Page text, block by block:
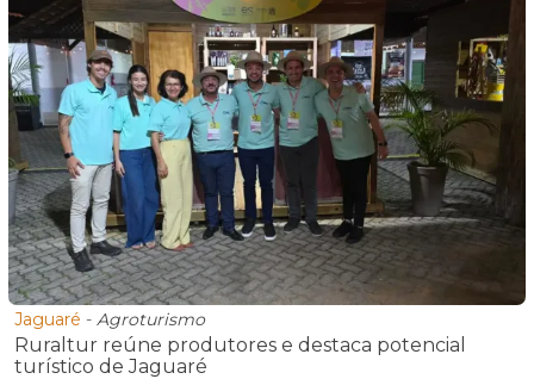
Jaguaré - Agroturismo
Ruraltur reúne produtores e destaca potencial
turístico de Jaguaré